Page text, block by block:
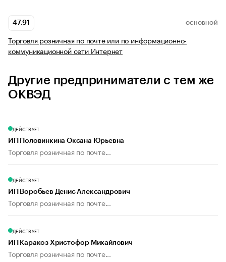
47.91 ОСНОВНОЙ
Торговля розничная по почте или по информационно-
коммуникационной сети Интернет
Другие предприниматели с тем же
ОКВЭД
ДЕЙСТВУЕТ
ИП Половинкина Оксана Юрьевна
Торговля розничная по почте...
ДЕЙСТВУЕТ
ИП Воробьев Денис Александрович
Торговля розничная по почте...
ДЕЙСТВУЕТ
ИП Каракоз Христофор Михайлович
Торговля розничная по почте...